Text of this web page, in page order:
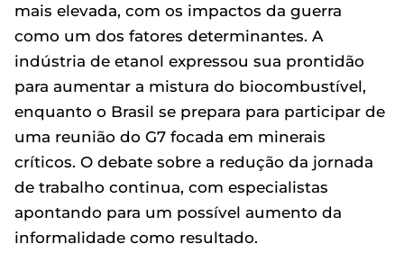
mais elevada, com os impactos da guerra
como um dos fatores determinantes. A
indústria de etanol expressou sua prontidão
para aumentar a mistura do biocombustível,
enquanto o Brasil se prepara para participar de
uma reunião do G7 focada em minerais
críticos. O debate sobre a redução da jornada
de trabalho continua, com especialistas
apontando para um possível aumento da
informalidade como resultado.